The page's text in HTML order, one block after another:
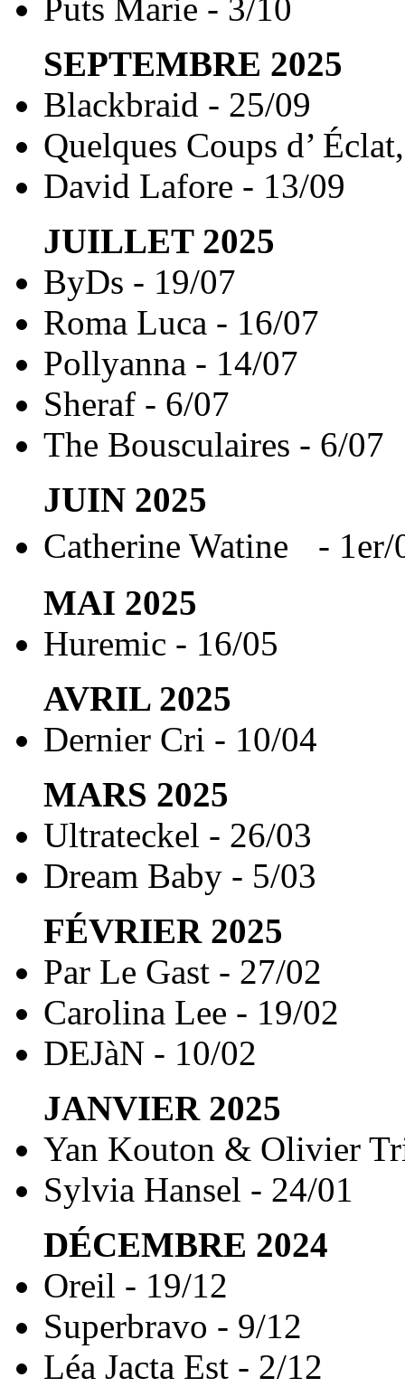
Puts Marie - 3/10
SEPTEMBRE 2025
Blackbraid - 25/09
Quelques Coups d’
David Lafore - 13/09
JUILLET2025
ByDs - 19/07
Roma Luca - 16/07
Pollyanna - 14/07
Sheraf - 6/07
The Bousculaires - 6/07
JUIN 2025
Catherine Watine - 1er/
MAI 2025
Huremic - 16/05
AVRIL2025
Dernier Cri - 10/04
MARS 2025
Ultrateckel - 26/03
Dream Baby - 5/03
FÉVRIER2025
Par Le Gast - 27/02
Carolina Lee - 19/02
DEJàN - 10/02
JANVIER2025
Yan Kouton & Olivier
Sylvia Hansel - 24/01
DÉCEMBRE 2024
Oreil - 19/12
Superbravo - 9/12
Léa Jacta Est - 2/12